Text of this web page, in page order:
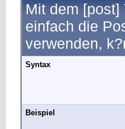
Mit dem [post]
einfach die
verwenden,
Syntax
Beispiel